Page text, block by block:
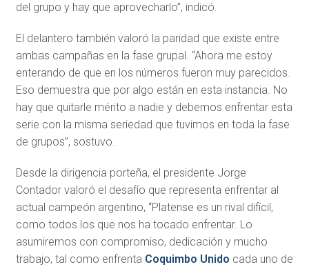
del grupo y hay que aprovecharlo”, indicó.
El delantero también valoró la paridad que existe entre
ambas campañas en la fase grupal. “Ahora me estoy
enterando de que en los números fueron muy parecidos.
Eso demuestra que por algo están en esta instancia. No
hay que quitarle mérito a nadie y debemos enfrentar esta
serie con la misma seriedad que tuvimos en toda la fase
de grupos”, sostuvo.
Desde la dirigencia porteña, el presidente Jorge
Contador valoró el desafío que representa enfrentar al
actual campeón argentino, “Platense es un rival difícil,
como todos los que nos ha tocado enfrentar. Lo
asumiremos con compromiso, dedicación y mucho
trabajo, tal como enfrenta Coquimbo Unido cada uno de